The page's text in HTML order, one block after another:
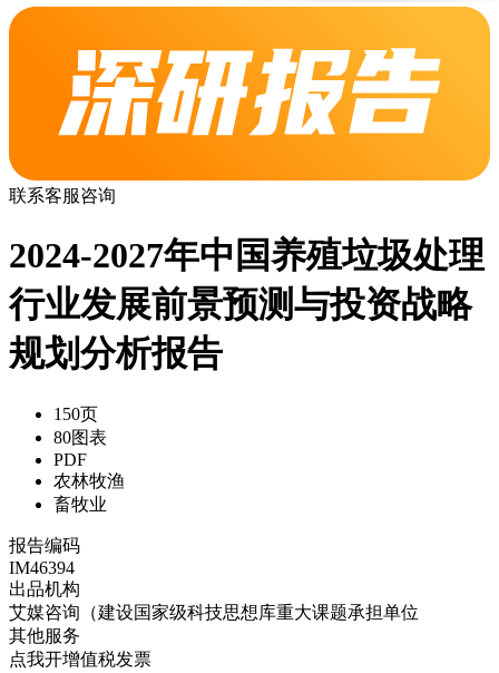
联系客服咨询
2024-2027年中国养殖垃圾处理
行业发展前景预测与投资战略
规划分析报告
150页
80图表
PDF
农林牧渔
畜牧业
报告编码
IM46394
出品机构
艾媒咨询（建设国家级科技思想库重大课题承担单位
其他服务
点我开增值税发票